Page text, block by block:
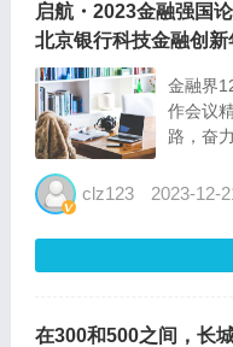
启航・2023金融强国
北京银行科技金融创
金融界
作会议
路，奋
2023金
一――金
clz123 2023-12-
在300和500之间，长